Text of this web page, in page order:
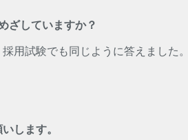
ざしていますか？
用試験でも同じように答えました
します。